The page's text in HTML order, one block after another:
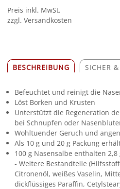
Preis inkl. MwSt.
zzgl. Versandkosten
BESCHREIBUNG SICHER
Befeuchtet und reinigt die
Löst Borken und Krusten
Unterstützt die Regeneration
bei Schnupfen oder
Wohltuender Geruch und
Als 10 g und 20 g Packung
100 g Nasensalbe enthalten 2,8
- Weitere Bestandteile
Citronenöl, weißes Vaselin,
dickflüssiges Paraffin,